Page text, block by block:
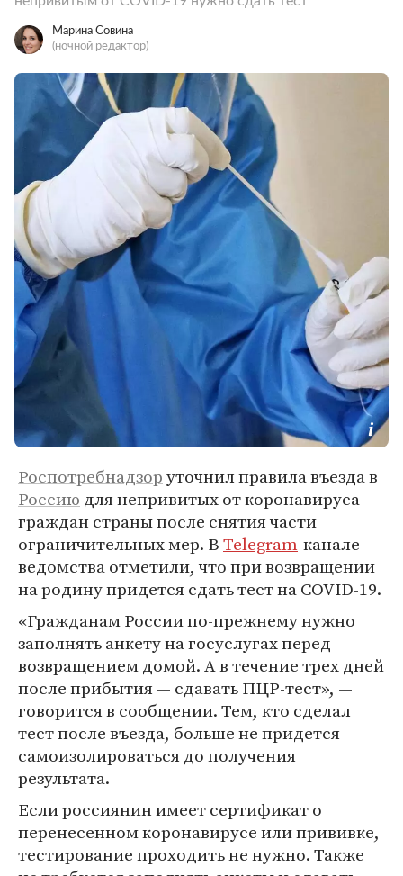
Марина Совина
(ночной редактор)
Роспотребнадзоруточнил правила въезда в
Россию для непривитых от коронавируса
граждан страны после снятия части
ограничительных мер. ВTelegram-канале
ведомства отметили, что при возвращении
на родину придется сдать тест на COVID-19.
«Гражданам России по-прежнему нужно
заполнять анкету на госуслугах перед
возвращением домой. А в течение трех дней
после прибытия — сдавать ПЦР-тест», —
говорится в сообщении. Тем, кто сделал
тест после въезда, больше не придется
самоизолироваться до получения
результата.
Если россиянин имеет сертификат о
перенесенном коронавирусе или прививке,
тестирование проходить не нужно. Также